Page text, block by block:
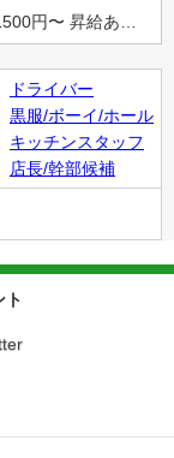
ドライバー
黒服/ボーイ/ホール
キッチンスタッフ
店長/幹部候補
ト